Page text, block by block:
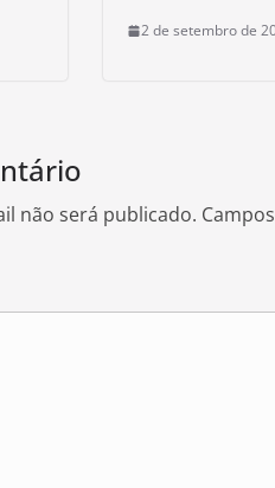
2 de setembro de
não será publicado.